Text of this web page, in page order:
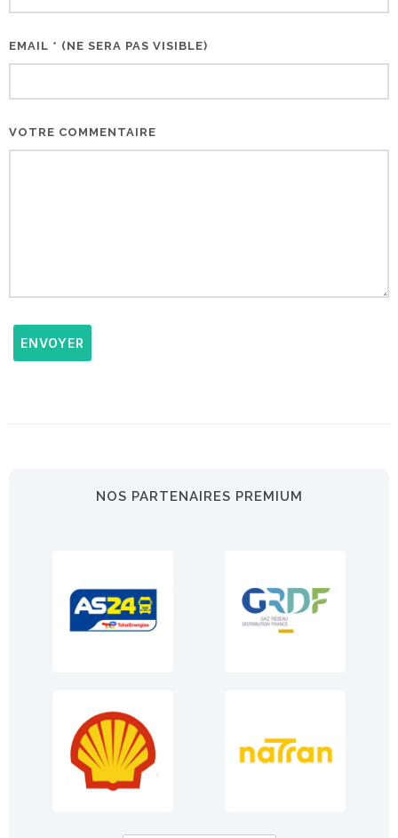
EMAIL * (NE SERA PAS VISIBLE)
VOTRE COMMENTAIRE
ENVOYER
NOS PARTENAIRES PREMIUM